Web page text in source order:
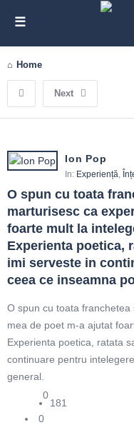
Home
Next
Ion Pop
In: Experiență,
O spun cu toata
marturisesc ca
foarte mult la
Experienta poetica,
imi serveste in
ceea ce inseamna
O spun cu toata
mea de poet m-a ajutat
Experienta poetica, ratata
continuare pentru
general.
0
181
0